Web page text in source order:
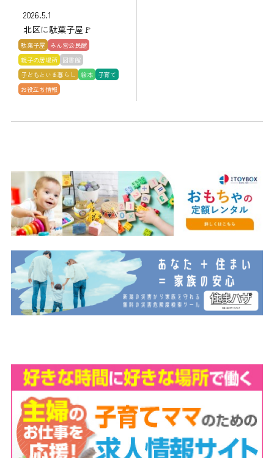
2026.5.1
北区に駄菓子屋🚩
駄菓子屋
みん営公民館
親子の居場所
図書館
子どもといる暮らし 絵本
子育て
お役立ち情報